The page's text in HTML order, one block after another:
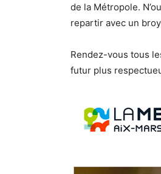
de la Métropole.
repartir avec un
Rendez-vous tous
futur plus